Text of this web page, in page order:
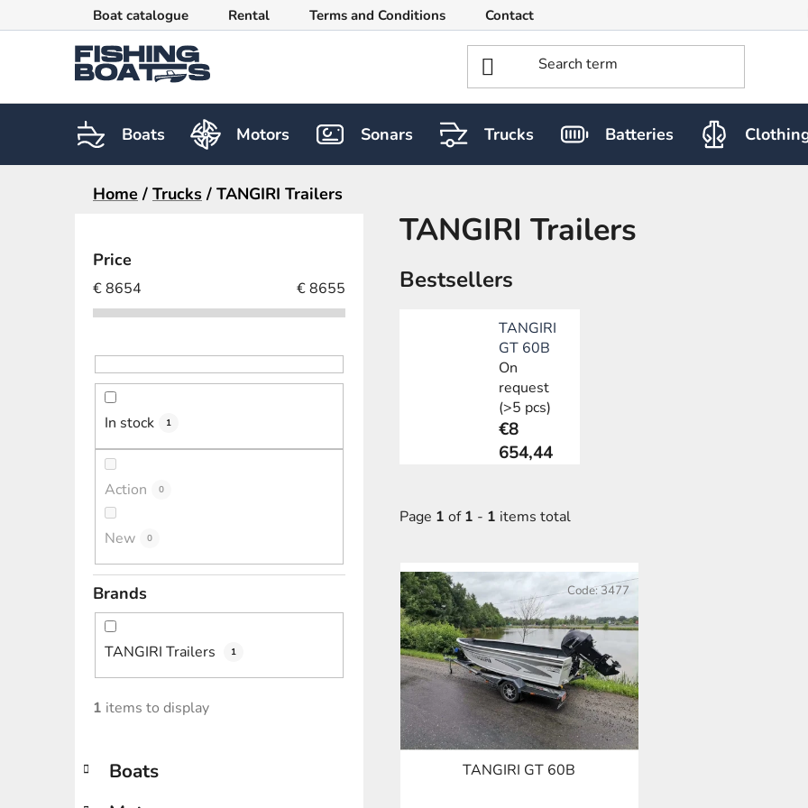
to
Boat catalogue Rental Terms and Conditions Contact
Boats Motors Sonars Trucks Batteries
Home / Trucks / TANGIRI Trailers
Price
€8654 €8655
In stock 1
Action 0
New 0
Brands
TANGIRI Trailers 1
1 items to display
categories
Boats
TANGIRI Trailers
Bestsellers
TANGIRI
GT 60B
On
request
(>5 pcs)
€8
654,44
Page 1 of1 - 1 items total
L
i
s
t
o
f
p
r
o
TANGIRI GT 60B
Code:3477